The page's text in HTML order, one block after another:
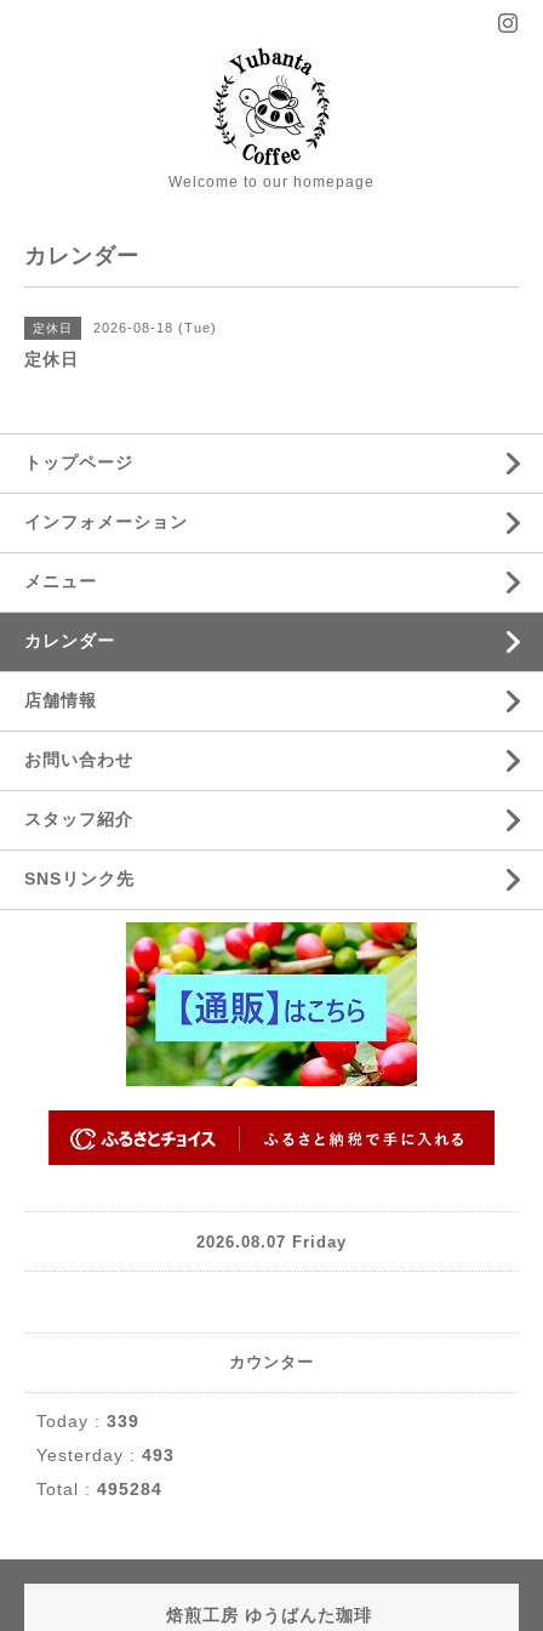
Welcome to our homepage
カレンダー
定休日 2026-08-18 (Tue)
定休日
トップページ
インフォメーション
メニュー
カレンダー
店舗情報
お問い合わせ
スタッフ紹介
SNSリンク先
2026.08.07 Friday
カウンター
Today : 339
Yesterday : 493
Total : 495284
焙煎工房 ゆうばんた珈琲